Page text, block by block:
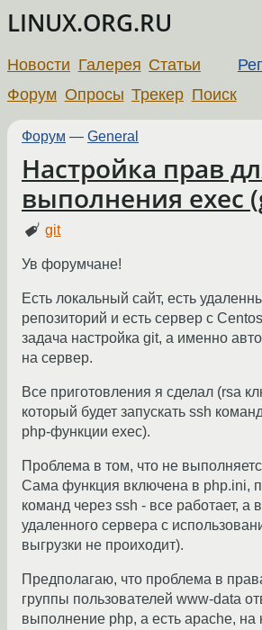
LINUX.ORG.RU
Новости Галерея Статьи
Форум Опросы Трекер Поиск
Форум — General
Настройка прав
выполнения exec
git
Ув форумчане!
Есть локальный сайт, есть
репозиторий и есть сервер с
задача настройка git, а именно
на сервер.
Все приготовления я сделал (rsa
который будет запускать ssh
php-функции exec).
Проблема в том, что не
Сама функция включена в php.ini,
команд через ssh - все работает, а
удаленного сервера с
выгрузки не проиходит).
Предполагаю, что проблема в
группы пользователей www-data
выполнение php, а есть apache, на